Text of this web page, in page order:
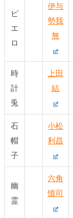
ピ
エ
ロ
伊与
勢我
無
時
計
兎
上田
結
石
帽
子
小松
利昌
幽
霊
六角
慎司